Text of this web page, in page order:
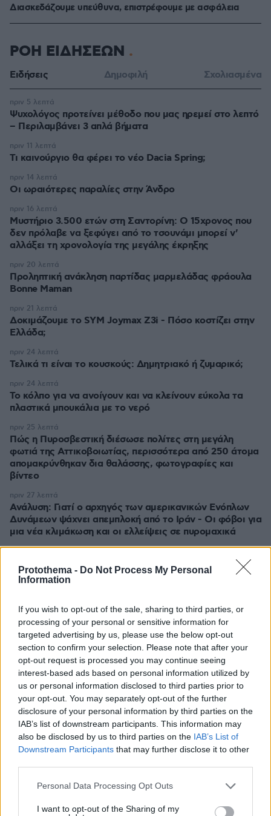
Protothema - Do Not Process My Personal
Information
If you wish to opt-out of the sale, sharing to third parties, or
processing of your personal or sensitive information for
targeted advertising by us, please use the below opt-out
section to confirm your selection. Please note that after your
opt-out request is processed you may continue seeing
interest-based ads based on personal information utilized by
us or personal information disclosed to third parties prior to
your opt-out. You may separately opt-out of the further
disclosure of your personal information by third parties on the
IAB’s list of downstream participants. This information may
also be disclosed by us to third parties on the IAB’s List of
Downstream Participants that may further disclose it to other
Please note that this website/app uses one or more Google
not limited to your visit or usage behaviour. You may click to
Personal Data Processing Opt Outs
I want to opt-out of the Sharing of my
Διασκεδάζουμε υπεύθυνα, επιστρέφουμε με ασφάλεια
ΡΟΗ ΕΙΔΗΣΕΩΝ
Ειδήσεις Δημοφιλή Σχολιασμένα
Ψυχολόγος προτείνει μέθοδο που μας ηρεμεί στο λεπτό
– Περιλαμβάνει 3 απλά βήματα
πριν 5 λεπτά
Τι καινούργιο θα φέρει το νέο Dacia Spring;
πριν 11 λεπτά
Οι ωραιότερες παραλίες στην Άνδρο
πριν 14 λεπτά
Μυστήριο 3.500 ετών στη Σαντορίνη: Ο 15χρονος που
δεν πρόλαβε να ξεφύγει από το τσουνάμι μπορεί ν'
αλλάξει τη χρονολογία της μεγάλης έκρηξης
πριν 16 λεπτά
Προληπτική ανάκληση παρτίδας μαρμελάδας φράουλα
Bonne Maman
πριν 20 λεπτά
Δοκιμάζουμε το SYM Joymax Z3i - Πόσο κοστίζει στην
Ελλάδα;
πριν 21 λεπτά
Τελικά τι είναι το κουσκούς: Δημητριακό ή ζυμαρικό;
πριν 24 λεπτά
Το κόλπο για να ανοίγουν και να κλείνουν εύκολα τα
πλαστικά μπουκάλια με το νερό
πριν 24 λεπτά
Πώς η Πυροσβεστική διέσωσε πολίτες στη μεγάλη
φωτιά της Αττικοβοιωτίας, περισσότερα από 250 άτομα
απομακρύνθηκαν δια θαλάσσης, φωτογραφίες και
βίντεο
πριν 25 λεπτά
Ανάλυση: Γιατί ο αρχηγός των αμερικανικών Ενόπλων
Δυνάμεων ψάχνει απεμπλοκή από το Ιράν - Οι φόβοι για
μια νέα κλιμάκωση και οι ελλείψεις σε πυρομαχικά
πριν 27 λεπτά
ΔΕΙΤΕ ΟΛΕΣ ΤΙΣ ΕΙΔΗΣΕΙΣ
ΤΑ ΠΙΟ ΔΗΜΟΦΙΛΗ